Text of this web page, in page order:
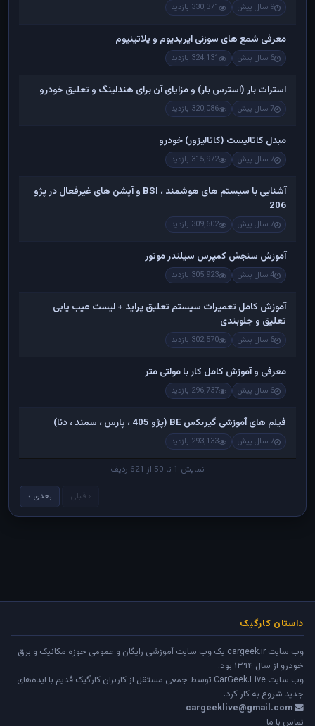
9 سال پیش 330,371 بازدید
معرفی شمع های سوزنی ایریدیوم و پلاتینیوم
6 سال پیش 324,131 بازدید
استرات بار (استرس بار) و مزایای آن برای هندلینگ و تعلیق خودرو
7 سال پیش 320,086 بازدید
مبدل کاتالیست (کاتالیزور) خودرو
7 سال پیش 315,972 بازدید
آشنایی با سیستم های هوشمند ، BSI و آپشن های غیرفعال در پژو
206
7 سال پیش 309,602 بازدید
آموزش سنجش کمپرس سیلندر موتور
4 سال پیش 305,923 بازدید
آموزش کامل تعمیرات سیستم تعلیق پراید + لیست عیب یابی
تعلیق و جلوبندی
6 سال پیش 302,570 بازدید
معرفی و آموزش کامل کار با مولتی متر
6 سال پیش 296,737 بازدید
فیلم های آموزشی گیربکس BE (پژو 405 ، پارس ، سمند ، دنا)
7 سال پیش 293,133 بازدید
نمایش 1 تا 50 از 621 ردیف
‹ قبلی بعدی ›
داستان کارگیک
وب سایت cargeek.ir یک وب سایت آموزشی رایگان و عمومی حوزه مکانیک و برق
خودرو از سال ۱۳۹۴ بود.
وب سایت CarGeek.Live توسط جمعی مستقل از کاربران کارگیک قدیم با ایده‌های
جدید شروع به کار کرد.
cargeeklive@gmail.com
تماس با ما